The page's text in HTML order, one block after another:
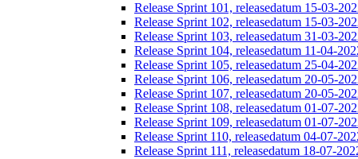
Release Sprint 101, releasedatum 15-03-
Release Sprint 102, releasedatum 15-03-
Release Sprint 103, releasedatum 31-03-
Release Sprint 104, releasedatum 11-04-
Release Sprint 105, releasedatum 25-04-
Release Sprint 106, releasedatum 20-05-
Release Sprint 107, releasedatum 20-05-
Release Sprint 108, releasedatum 01-07-
Release Sprint 109, releasedatum 01-07-
Release Sprint 110, releasedatum 04-07-
Release Sprint 111, releasedatum 18-07-